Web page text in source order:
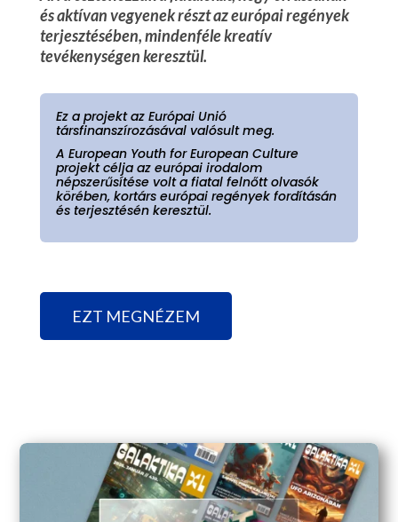
és aktívan vegyenek részt az európai regények
terjesztésében, mindenféle kreatív
tevékenységen keresztül.
Ez a projekt az Európai Unió
társfinanszírozásával valósult meg.
A European Youth for European Culture
projekt célja az európai irodalom
népszerűsítése volt a fiatal felnőtt olvasók
körében, kortárs európai regények fordításán
és terjesztésén keresztül.
EZT MEGNÉZEM